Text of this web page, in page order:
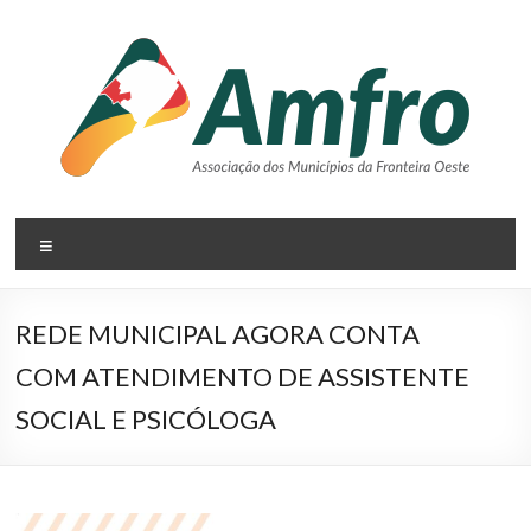
AMFRO
–
Associação
dos
Municípios
Fronteira
REDE MUNICIPAL AGORA CONTA
COM ATENDIMENTO DE ASSISTENTE
SOCIAL E PSICÓLOGA